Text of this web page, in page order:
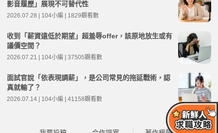
影音履歷」展現不可替代性
2026.07.28 | 104小編 | 1829觀看數
收到「薪資遠低於期望」超羞辱offer，該原地放生或有
議價空間？
2026.07.21 | 104小編 | 37505觀看數
面試官說「依表現調薪」，是公司常見的拖延戰術，認
真就輸了？
2026.07.14 | 104小編 | 41158觀看數